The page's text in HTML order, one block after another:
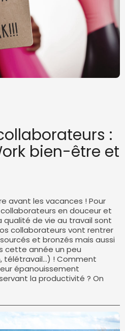
:
bien-être et
avant les vacances ! Pour
en douceur et
de vie au travail sont
collaborateurs vont rentrer
et bronzés mais aussi
cette année un peu
télétravail…) ! Comment
épanouissement
la productivité ? On